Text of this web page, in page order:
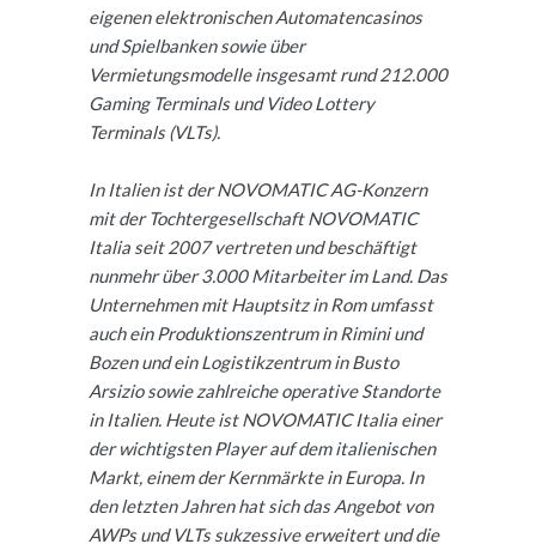
eigenen elektronischen Automatencasinos
und Spielbanken sowie über
Vermietungsmodelle insgesamt rund 212.000
Gaming Terminals und Video Lottery
Terminals (VLTs).
In Italien ist der NOVOMATIC AG-Konzern
mit der Tochtergesellschaft NOVOMATIC
Italia seit 2007 vertreten und beschäftigt
nunmehr über 3.000 Mitarbeiter im Land. Das
Unternehmen mit Hauptsitz in Rom umfasst
auch ein Produktionszentrum in Rimini und
Bozen und ein Logistikzentrum in Busto
Arsizio sowie zahlreiche operative Standorte
in Italien. Heute ist NOVOMATIC Italia einer
der wichtigsten Player auf dem italienischen
Markt, einem der Kernmärkte in Europa. In
den letzten Jahren hat sich das Angebot von
AWPs und VLTs sukzessive erweitert und die